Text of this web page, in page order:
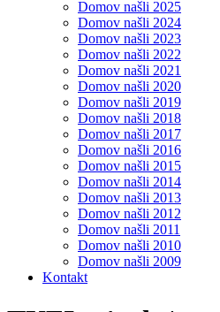
Domov našli 2025
Domov našli 2024
Domov našli 2023
Domov našli 2022
Domov našli 2021
Domov našli 2020
Domov našli 2019
Domov našli 2018
Domov našli 2017
Domov našli 2016
Domov našli 2015
Domov našli 2014
Domov našli 2013
Domov našli 2012
Domov našli 2011
Domov našli 2010
Domov našli 2009
Kontakt